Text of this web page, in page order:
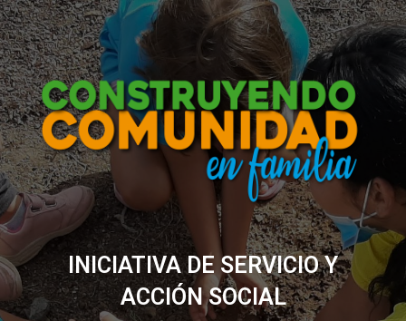
INICIATIVA DE SERVICIO Y
ACCIÓN SOCIAL